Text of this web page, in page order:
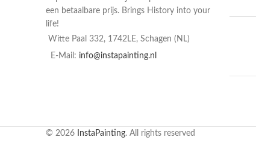
een betaalbare prijs. Brings History into your
life!
Witte Paal 332, 1742LE, Schagen (NL)
E-Mail: info@instapainting.nl
© 2026 InstaPainting. All rights reserved